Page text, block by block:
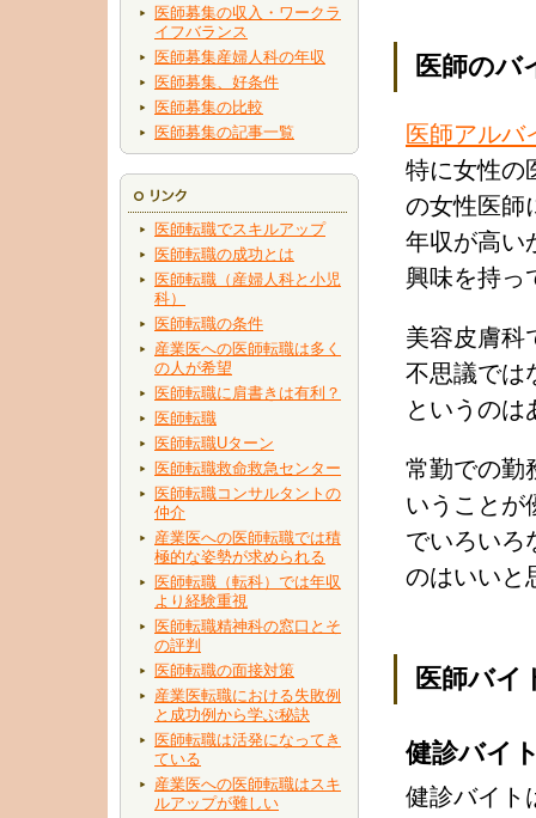
医師募集の収入・ワークラ
イフバランス
医師募集産婦人科の年収
医師募集、好条件
医師募集の比較
医師募集の記事一覧
医師転職でスキルアップ
医師転職の成功とは
医師転職（産婦人科と小児
科）
医師転職の条件
産業医への医師転職は多く
の人が希望
医師転職に肩書きは有利？
医師転職
医師転職Uターン
医師転職救命救急センター
医師転職コンサルタントの
仲介
産業医への医師転職では積
極的な姿勢が求められる
医師転職（転科）では年収
より経験重視
医師転職精神科の窓口とそ
の評判
医師転職の面接対策
産業医転職における失敗例
と成功例から学ぶ秘訣
医師転職は活発になってき
ている
産業医への医師転職はスキ
ルアップが難しい
医師のバ
医師アルバ
特に女性の
の女性医師
年収が高い
興味を持っ
美容皮膚科
不思議では
というのは
常勤での勤
いうことが
でいろいろ
のはいいと
医師バイ
健診バイ
健診バイト